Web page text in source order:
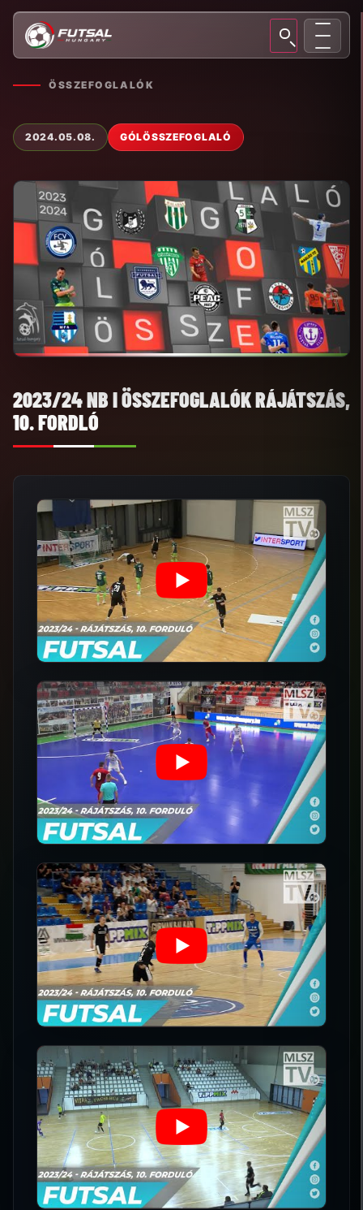
ÖSSZEFOGLALÓK
2024.05.08. GÓLÖSSZEFOGLALÓ
2023/24 NB I ÖSSZEFOGLALÓK RÁJÁTSZÁS,
10. FORDLÓ